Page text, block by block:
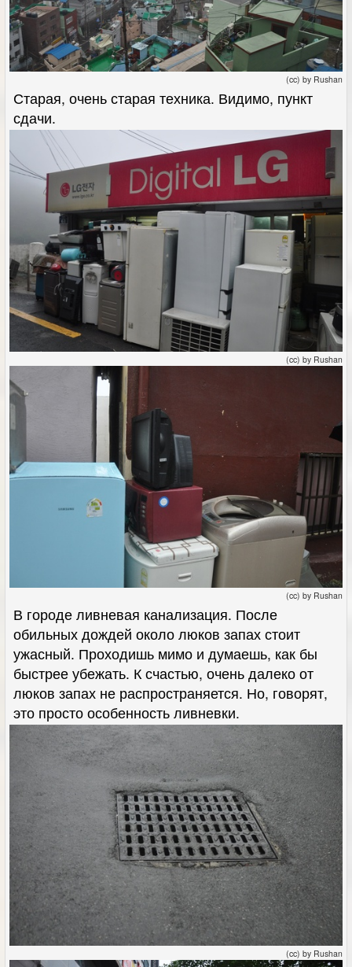
(cc) by Rushan
Старая, очень старая техника. Видимо, пункт
сдачи.
(cc) by Rushan
(cc) by Rushan
В городе ливневая канализация. После
обильных дождей около люков запах стоит
ужасный. Проходишь мимо и думаешь, как бы
быстрее убежать. К счастью, очень далеко от
люков запах не распространяется. Но, говорят,
это просто особенность ливневки.
(cc) by Rushan